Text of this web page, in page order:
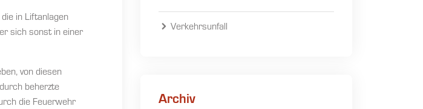
in Liftanlagen
sich sonst in einer
von diesen
beherzte
die Feuerwehr
Verkehrsunfall
Archiv